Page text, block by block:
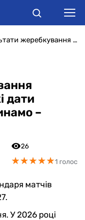
Результати жеребкування календаря УПЛ: на які дати заплановано матчі Динамо – Шахтар
дати
–
26
★★★★★
★★★★★1 голос
матчів
У 2026 році